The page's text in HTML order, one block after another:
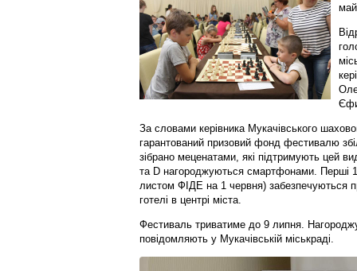
За словами керівника Мукачівського
гарантований призовий фонд фестивалю
зібрано меценатами, які підтримують цей
та D нагороджуються смартфонами. Перші
листом ФІДЕ на 1 червня) забезпечуються
готелі в центрі міста.
Фестиваль триватиме до 9 липня.
повідомляють у Мукачівській міськраді.